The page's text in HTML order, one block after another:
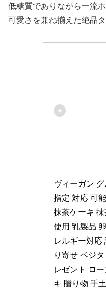
低糖質でありながら一流
可愛さを兼ね揃えた絶品タ
ヴィーガン
指定 対応 可
抹茶ケーキ
使用 乳製品
レルギー対応
り寄せ ベジ
レゼント ロ
キ 贈り物 手